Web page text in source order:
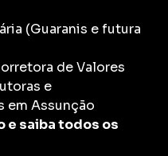
(Guaranis e futura
de Valores
e
em Assunção
e saiba todos os